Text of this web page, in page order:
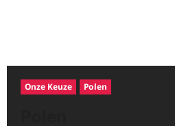
Onze Keuze Polen